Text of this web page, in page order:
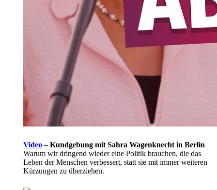
Video– Kundgebung mit Sahra Wagenknecht in Berlin
Warum wir dringend wieder eine Politik brauchen, die das
Leben der Menschen verbessert, statt sie mit immer weiteren
Kürzungen zu überziehen.